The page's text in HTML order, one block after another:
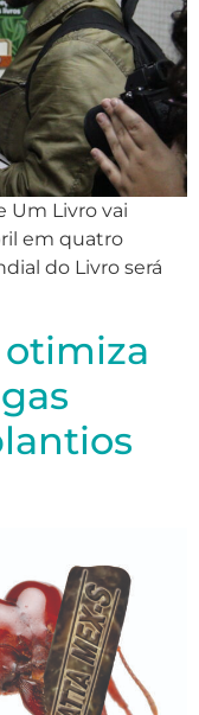
Um Livro vai
em quatro
do Livro será
otimiza